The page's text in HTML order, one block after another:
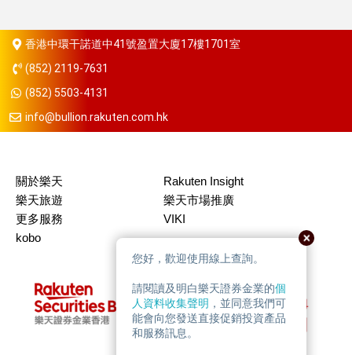
香港中環干諾道中41號盈置大廈17樓1701室
(852) 2119-7631
(852) 5503-4131
info@bullion.rakuten.com.hk
關於樂天
Rakuten Insight
樂天旅遊
樂天市場推廣
更多服務
VIKI
kobo